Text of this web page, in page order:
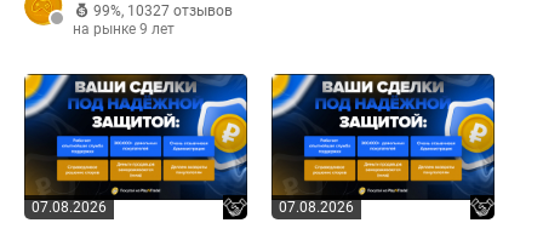
99%, 10327 отзывов
на рынке 9 лет
07.08.2026 07.08.2026